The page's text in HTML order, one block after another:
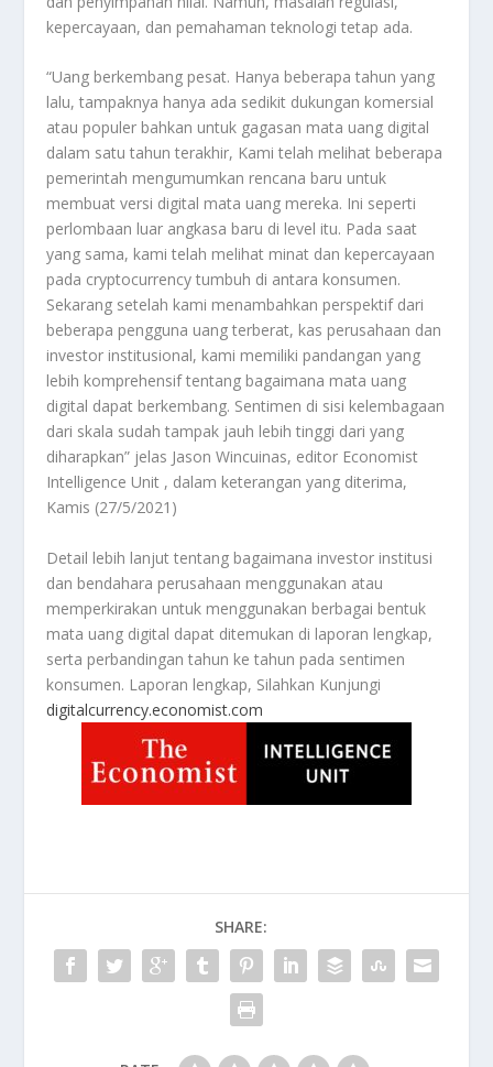
kepercayaan, dan pemahaman teknologi tetap ada.
“Uang berkembang pesat. Hanya beberapa tahun yang
lalu, tampaknya hanya ada sedikit dukungan komersial
atau populer bahkan untuk gagasan mata uang digital
dalam satu tahun terakhir, Kami telah melihat beberapa
pemerintah mengumumkan rencana baru untuk
membuat versi digital mata uang mereka. Ini seperti
perlombaan luar angkasa baru di level itu. Pada saat
yang sama, kami telah melihat minat dan kepercayaan
pada cryptocurrency tumbuh di antara konsumen.
Sekarang setelah kami menambahkan perspektif dari
beberapa pengguna uang terberat, kas perusahaan dan
investor institusional, kami memiliki pandangan yang
lebih komprehensif tentang bagaimana mata uang
digital dapat berkembang. Sentimen di sisi kelembagaan
dari skala sudah tampak jauh lebih tinggi dari yang
diharapkan” jelas Jason Wincuinas, editor Economist
Intelligence Unit , dalam keterangan yang diterima,
Kamis (27/5/2021)
Detail lebih lanjut tentang bagaimana investor institusi
dan bendahara perusahaan menggunakan atau
memperkirakan untuk menggunakan berbagai bentuk
mata uang digital dapat ditemukan di laporan lengkap,
serta perbandingan tahun ke tahun pada sentimen
konsumen. Laporan lengkap, Silahkan Kunjungi
digitalcurrency.economist.com
SHARE: